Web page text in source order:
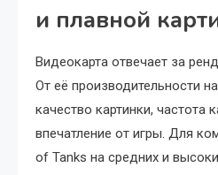
и плавной
Видеокарта отвечает за
От её производительности
качество картинки, частота
впечатление от игры. Для
of Tanks на средних и